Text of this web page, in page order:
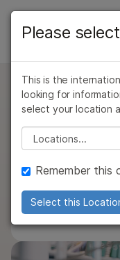
학습
지원
추천 링크
개요
유형별
관심 영역별
기기 호환성별
제품군별
전체 제품 살펴보기
제품 번들
문의 사항
COVIDSeq
검사실에서는 이
통해 SARS-CoV-2
변이의 출현과 유행
Illumina
Data Sheet PDF < 1
Please
This is the
looking for
select your location
Please select a
Remember this
Select this
있습니다. 주요
암 연구
미생물학 연구
농업유전체학
복합 질환 연구